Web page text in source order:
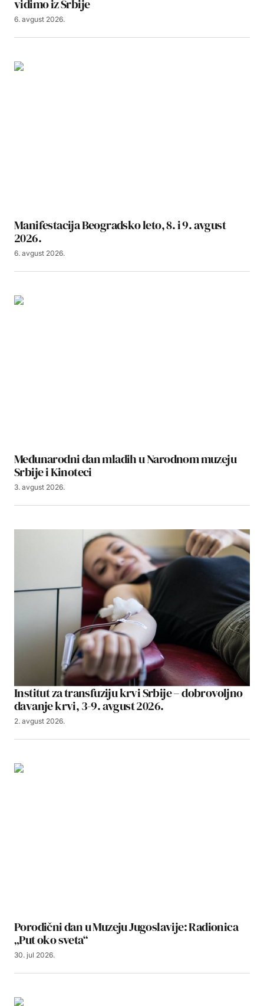
vidimo iz Srbije
6. avgust 2026.
Manifestacija Beogradsko leto, 8. i 9. avgust
2026.
6. avgust 2026.
Međunarodni dan mladih u Narodnom muzeju
Srbije i Kinoteci
3. avgust 2026.
Institut za transfuziju krvi Srbije – dobrovoljno
davanje krvi, 3-9. avgust 2026.
2. avgust 2026.
Porodični dan u Muzeju Jugoslavije: Radionica
„Put oko sveta“
30. jul 2026.